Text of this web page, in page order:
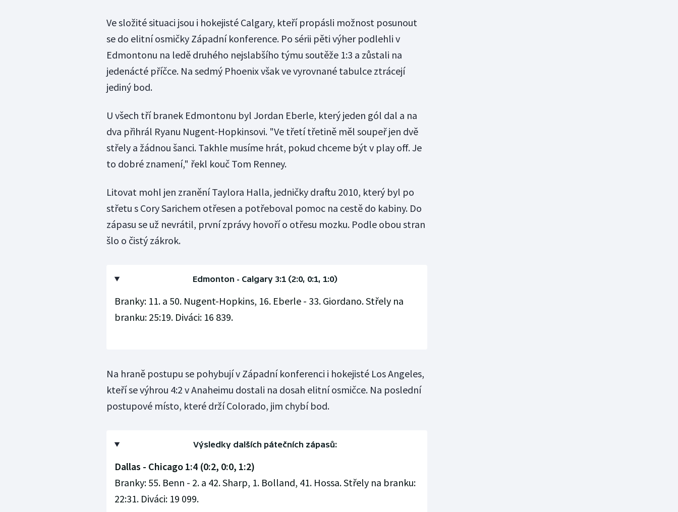
Ve složité situaci jsou i hokejisté Calgary, kteří propásli možnost posunout
se do elitní osmičky Západní konference. Po sérii pěti výher podlehli v
Edmontonu na ledě druhého nejslabšího týmu soutěže 1:3 a zůstali na
jedenácté příčce. Na sedmý Phoenix však ve vyrovnané tabulce ztrácejí
jediný bod.
U všech tří branek Edmontonu byl Jordan Eberle, který jeden gól dal a na
dva přihrál Ryanu Nugent-Hopkinsovi. "Ve třetí třetině měl soupeř jen dvě
střely a žádnou šanci. Takhle musíme hrát, pokud chceme být v play off. Je
to dobré znamení," řekl kouč Tom Renney.
Litovat mohl jen zranění Taylora Halla, jedničky draftu 2010, který byl po
střetu s Cory Sarichem otřesen a potřeboval pomoc na cestě do kabiny. Do
zápasu se už nevrátil, první zprávy hovoří o otřesu mozku. Podle obou stran
šlo o čistý zákrok.
Edmonton - Calgary 3:1 (2:0, 0:1, 1:0)
Branky: 11. a 50. Nugent-Hopkins, 16. Eberle - 33. Giordano. Střely na
branku: 25:19. Diváci: 16 839.
Na hraně postupu se pohybují v Západní konferenci i hokejisté Los Angeles,
kteří se výhrou 4:2 v Anaheimu dostali na dosah elitní osmičce. Na poslední
postupové místo, které drží Colorado, jim chybí bod.
Výsledky dalších pátečních zápasů:
Dallas - Chicago 1:4 (0:2, 0:0, 1:2)
Branky: 55. Benn - 2. a 42. Sharp, 1. Bolland, 41. Hossa. Střely na branku:
22:31. Diváci: 19 099.